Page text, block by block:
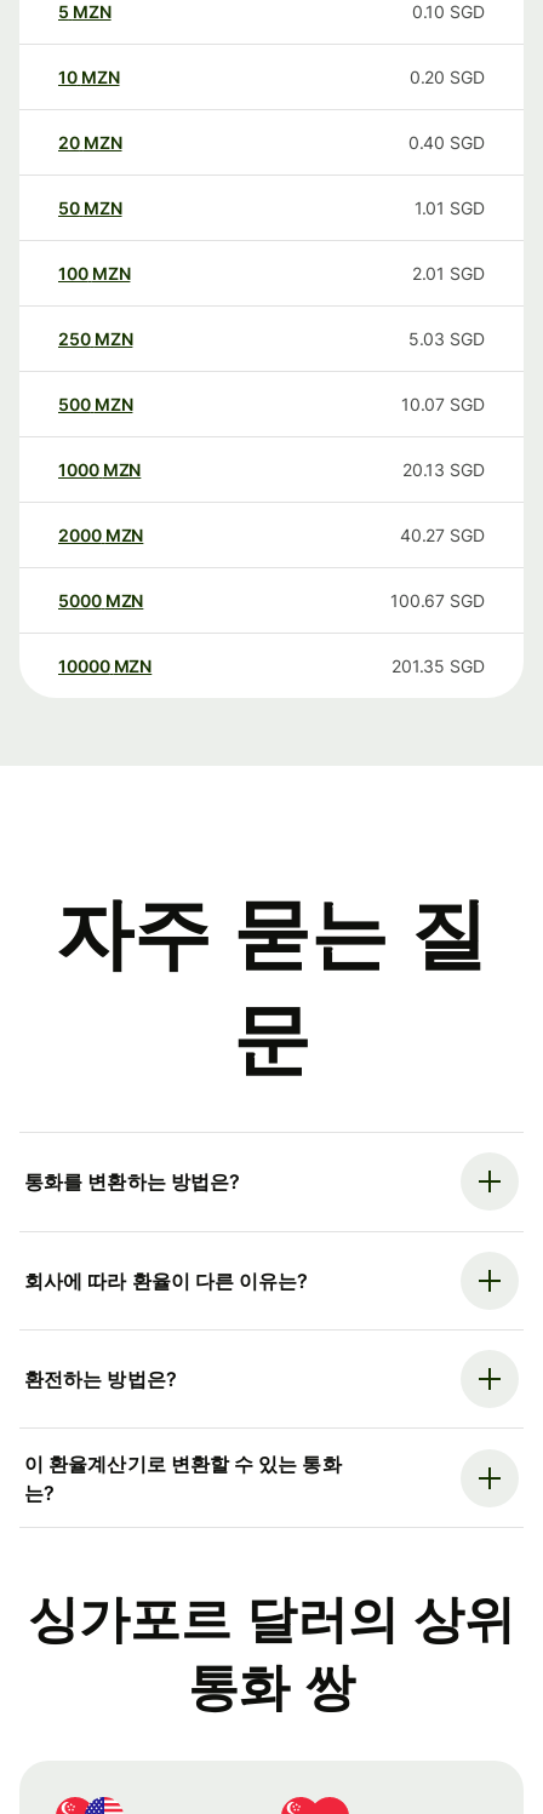
5 MZN 0.10 SGD
10 MZN 0.20 SGD
20 MZN 0.40 SGD
50 MZN 1.01 SGD
100 MZN 2.01 SGD
250 MZN 5.03 SGD
500 MZN 10.07 SGD
1000 MZN 20.13 SGD
2000 MZN 40.27 SGD
5000 MZN 100.67 SGD
10000 MZN 201.35 SGD
자주 묻는 질
문
통화를 변환하는 방법은?
회사에 따라 환율이 다른 이유는?
환전하는 방법은?
이 환율계산기로 변환할 수 있는 통화
는?
싱가포르 달러의 상위
통화 쌍